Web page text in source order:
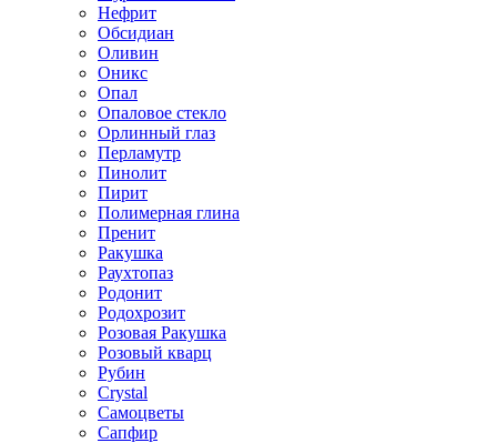
Нефрит
Обсидиан
Оливин
Оникс
Опал
Опаловое стекло
Орлинный глаз
Перламутр
Пинолит
Пирит
Полимерная глина
Пренит
Ракушка
Раухтопаз
Родонит
Родохрозит
Розовая Ракушка
Розовый кварц
Рубин
Сrystal
Самоцветы
Сапфир